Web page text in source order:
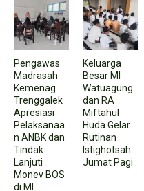
Pengawas
Madrasah
Kemenag
Trenggalek
Apresiasi
Pelaksanaa
n ANBK dan
Tindak
Lanjuti
Monev BOS
di MI
Keluarga
Besar MI
Watuagung
dan RA
Miftahul
Huda Gelar
Rutinan
Istighotsah
Jumat Pagi